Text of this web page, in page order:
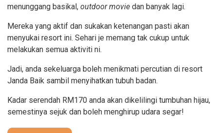
menunggang basikal, outdoor movie dan banyak lagi.
Mereka yang aktif dan sukakan ketenangan pasti akan
menyukai resort ini. Sehari je memang tak cukup untuk
melakukan semua aktiviti ni.
Jadi, anda sekeluarga boleh menikmati percutian di resort
Janda Baik sambil menyihatkan tubuh badan.
Kadar serendah RM170 anda akan dikelilingi tumbuhan hijau,
semestinya sejuk dan boleh menghirup udara segar!